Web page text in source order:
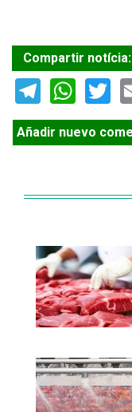
Compartir notícia:
Añadir nuevo